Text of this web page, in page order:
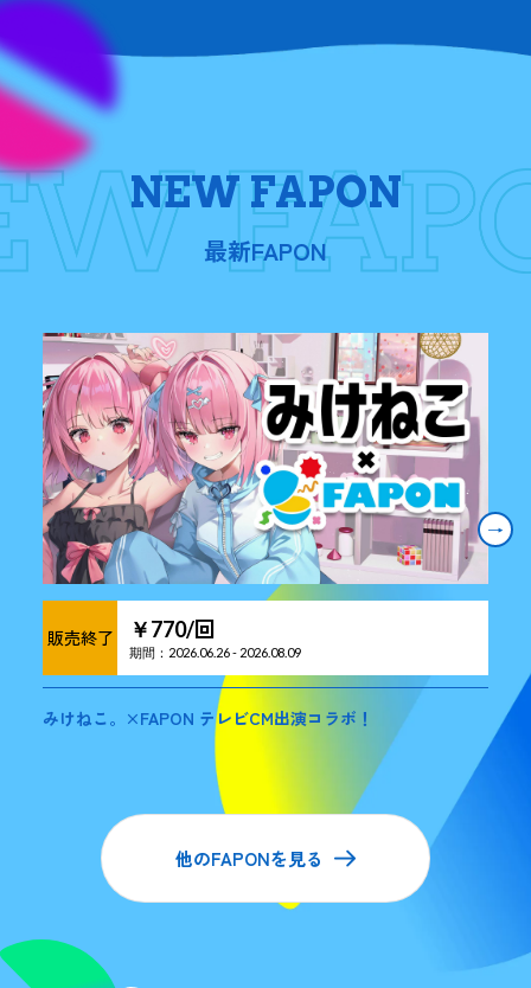
NEW FAPON
最新FAPON
販売終了 ￥770/回
期間： 2026.06.26- 2026.08.09
みけねこ。×FAPON テレビCM出演コラボ！
→
他のFAPONを見る